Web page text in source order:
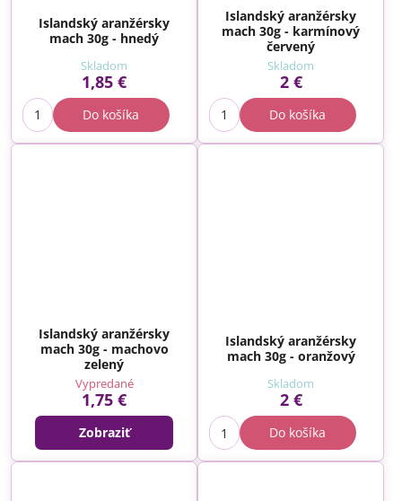
Islandský aranžérsky
mach 30g - hnedý
Skladom
1,85 €
Do košíka
Islandský aranžérsky
mach 30g - karmínový
červený
Skladom
2 €
Do košíka
Islandský aranžérsky
mach 30g - machovo
zelený
Vypredané
1,75 €
Zobraziť
Islandský aranžérsky
mach 30g - oranžový
Skladom
2 €
Do košíka